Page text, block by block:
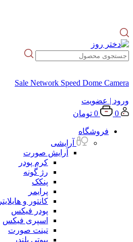
Sale Network Speed Dome Camera
ورود | عضویت
0
0 تومان
فروشگاه
آرایشی
آرایش صورت
کرم پودر
رژ گونه
پنکک
پرایمر
کانتور و هایلایتر
پودر فیکس
اسپری فیکس
تینت صورت
بیوتی بلندر